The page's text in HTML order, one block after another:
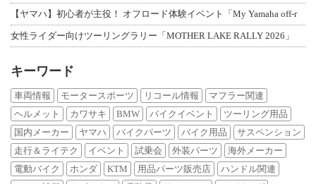
【ヤマハ】初心者が主役！ オフロード体験イベント「My Yamaha off-r
女性ライダー向けツーリングラリー「MOTHER LAKE RALLY 2026」
キーワード
車両情報 モータースポーツ リコール情報
マフラー関連
ヘルメット
カワサキ BMW バイクイベント
ツーリング用品
国内メーカー
ヤマハ バイクパーツ バイク用品
サスペンション
走行＆ライテク
イベント 試乗会 外装パーツ
海外メーカー
電動バイク
ホンダ KTM 用品パーツ販売店
ハンドル関連